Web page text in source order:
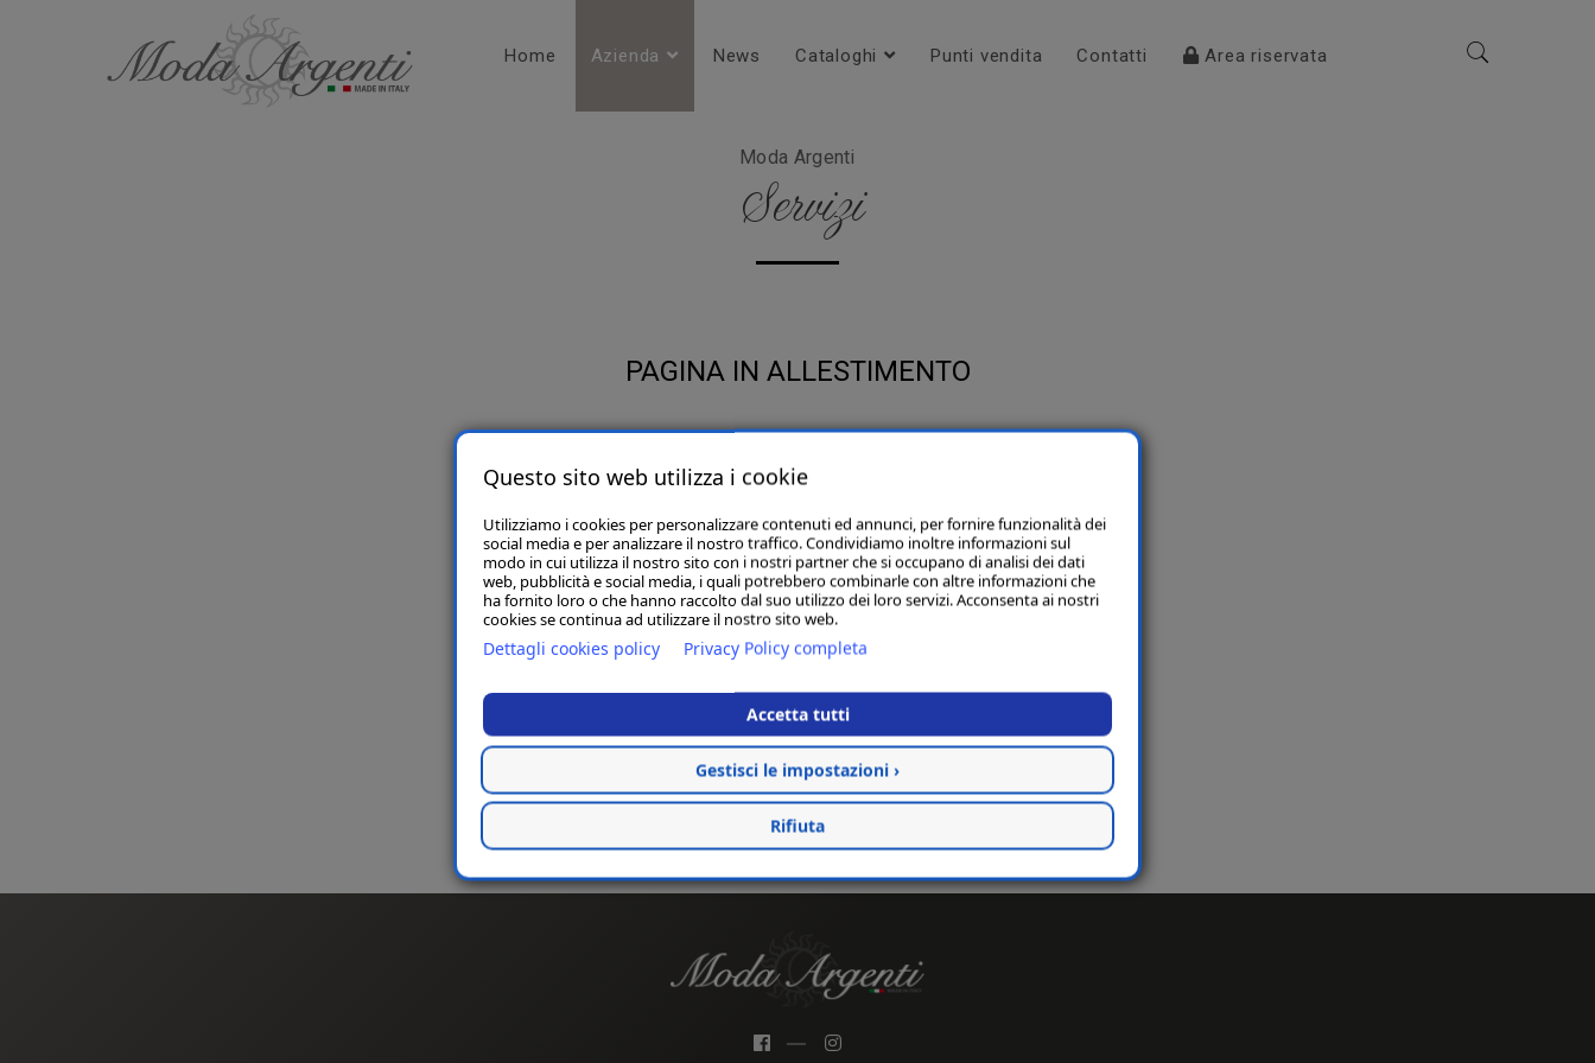
Home Azienda News Cataloghi Punti vendita Contatti Area riservata
Moda Argenti
Servizi
PAGINA IN ALLESTIMENTO
Questo sito web utilizza i cookie
Utilizziamo i cookies per personalizzare contenuti ed annunci, per fornire funzionalità dei
social media e per analizzare il nostro traffico. Condividiamo inoltre informazioni sul
modo in cui utilizza il nostro sito con i nostri partner che si occupano di analisi dei dati
web, pubblicità e social media, i quali potrebbero combinarle con altre informazioni che
ha fornito loro o che hanno raccolto dal suo utilizzo dei loro servizi. Acconsenta ai nostri
cookies se continua ad utilizzare il nostro sito web.
Dettagli cookies policy Privacy Policy completa
Accetta tutti
Gestisci le impostazioni ›
Rifiuta